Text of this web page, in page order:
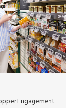
Engagement